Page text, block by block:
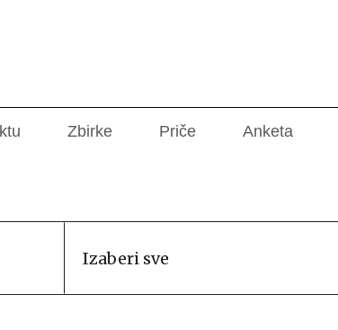
Zbirke Priče Anketa
Izaberi sve